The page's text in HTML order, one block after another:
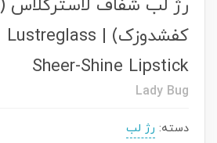
رژ لب شفاف لاسترگلاس (
کفشدوزک) | Lustreglass
Sheer-Shine Lipstick
Lady Bug
دسته: رژ لب